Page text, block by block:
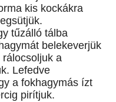
kis kockákra
tűzálló tálba
belekeverjük
a
Lefedve
a fokhagymás ízt
pirítjuk.